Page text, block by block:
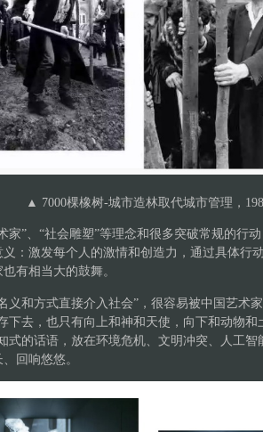
▲ 7000棵橡树-城市造林取代城市管理，
家”、“社会雕塑”等理念和很多突破常规的行
：激发每个人的激情和创造力，通过具体行
有相当大的鼓舞。
义和方式直接介入社会”，很容易被中国艺术
下去，也只有向上和神和天使，向下和动物
式的话语，放在环境危机、文明冲突、人工
回响悠悠。